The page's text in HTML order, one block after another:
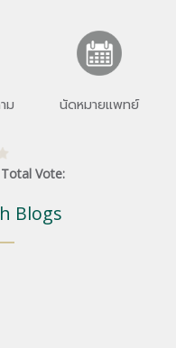
ม นัดหมายแพทย์
Total Vote:
Blogs